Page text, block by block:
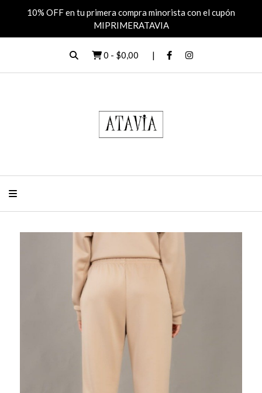
10% OFF en tu primera compra minorista con el cupón
MIPRIMERATAVIA
0 - $0,00